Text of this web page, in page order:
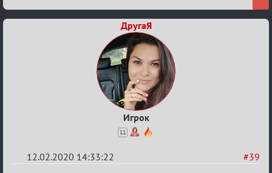
ДругаЯ
Игрок
11
#39
12.02.2020 14:33:22